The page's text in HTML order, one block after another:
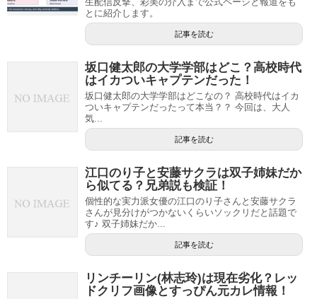
とに紹介します。
記事を読む
坂口健太郎の大学学部はどこ？高校時代
はイカついキャプテンだった！
坂口健太郎の大学学部はどこなの？ 高校時代はイカ
ついキャプテンだったって本当？？ 今回は、大人
気...
記事を読む
江口のり子と安藤サクラは双子姉妹だか
ら似てる？兄弟説も検証！
個性的な実力派女優の江口のり子さんと安藤サクラ
さんが見分けがつかないくらいソックリだと話題で
す♪ 双子姉妹だか...
記事を読む
リンチーリン(林志玲)は現在劣化？レッ
ドクリフ画像とすっぴん元カレ情報！